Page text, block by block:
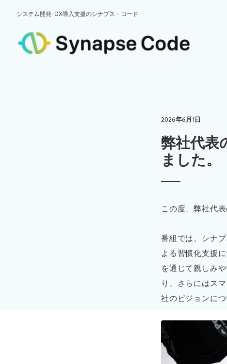
システム開発･DX導入支援のシナプス・コード
2026年6月1日
弊社代表
ました。
この度、弊社代
番組では、シナ
よる習慣化支援
を通じて親しみ
り、さらにはス
社のビジョンに